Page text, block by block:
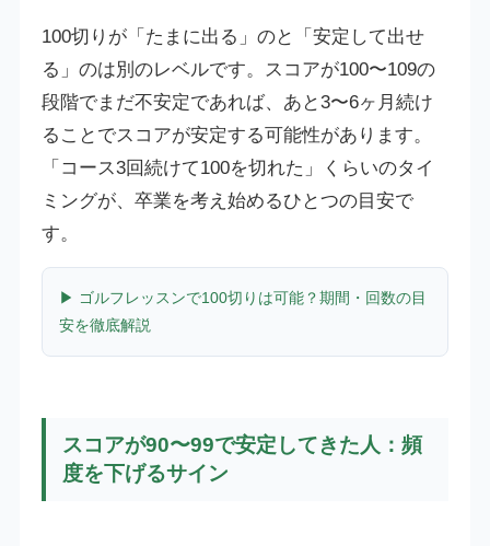
100切りが「たまに出る」のと「安定して出せ
る」のは別のレベルです。スコアが100〜109の
段階でまだ不安定であれば、あと3〜6ヶ月続け
ることでスコアが安定する可能性があります。
「コース3回続けて100を切れた」くらいのタイ
ミングが、卒業を考え始めるひとつの目安で
す。
▶ ゴルフレッスンで100切りは可能？期間・回数の目
安を徹底解説
スコアが90〜99で安定してきた人：頻
度を下げるサイン